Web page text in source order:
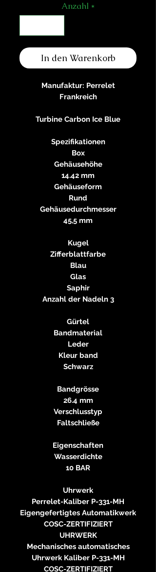
Anzahl *
In den Warenkorb
Manufaktur: Perrelet
Frankreich
Turbine Carbon Ice Blue
Spezifikationen
Box
Gehäusehöhe
14.42 mm
Gehäuseform
Rund
Gehäusedurchmesser
45,5 mm
Kugel
Zifferblattfarbe
Blau
Glas
Saphir
Anzahl der Nadeln 3
Gürtel
Bandmaterial
Leder
Kleur band
Schwarz
Bandgrösse
26.4 mm
Verschlusstyp
Faltschließe
Eigenschaften
Wasserdichte
10 BAR
Uhrwerk
Perrelet-Kaliber P-331-MH
Eigengefertigtes Automatikwerk
COSC-ZERTIFIZIERT
UHRWERK
Mechanisches automatisches
Uhrwerk Kaliber P-331-MH
COSC-ZERTIFIZIERT